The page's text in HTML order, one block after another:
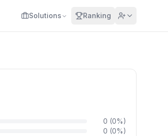
Solutions Ranking
0 (0%)
0 (0%)